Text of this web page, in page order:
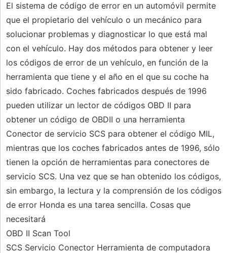
El sistema de código de error en un automóvil permite
que el propietario del vehículo o un mecánico para
solucionar problemas y diagnosticar lo que está mal
con el vehículo. Hay dos métodos para obtener y leer
los códigos de error de un vehículo, en función de la
herramienta que tiene y el año en el que su coche ha
sido fabricado. Coches fabricados después de 1996
pueden utilizar un lector de códigos OBD II para
obtener un código de OBDII o una herramienta
Conector de servicio SCS para obtener el código MIL,
mientras que los coches fabricados antes de 1996, sólo
tienen la opción de herramientas para conectores de
servicio SCS. Una vez que se han obtenido los códigos,
sin embargo, la lectura y la comprensión de los códigos
de error Honda es una tarea sencilla. Cosas que
necesitará
OBD II Scan Tool
SCS Servicio Conector Herramienta de computadora